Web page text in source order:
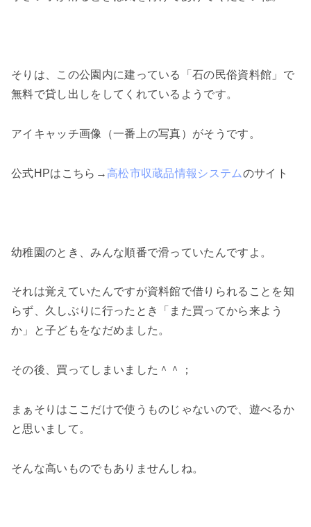
そりは、この公園内に建っている「石の民俗資料館」で
無料で貸し出しをしてくれているようです。
アイキャッチ画像（一番上の写真）がそうです。
公式HPはこちら→高松市収蔵品情報システムのサイト
幼稚園のとき、みんな順番で滑っていたんですよ。
それは覚えていたんですが資料館で借りられることを知
らず、久しぶりに行ったとき「また買ってから来よう
か」と子どもをなだめました。
その後、買ってしまいました＾＾；
まぁそりはここだけで使うものじゃないので、遊べるか
と思いまして。
そんな高いものでもありませんしね。